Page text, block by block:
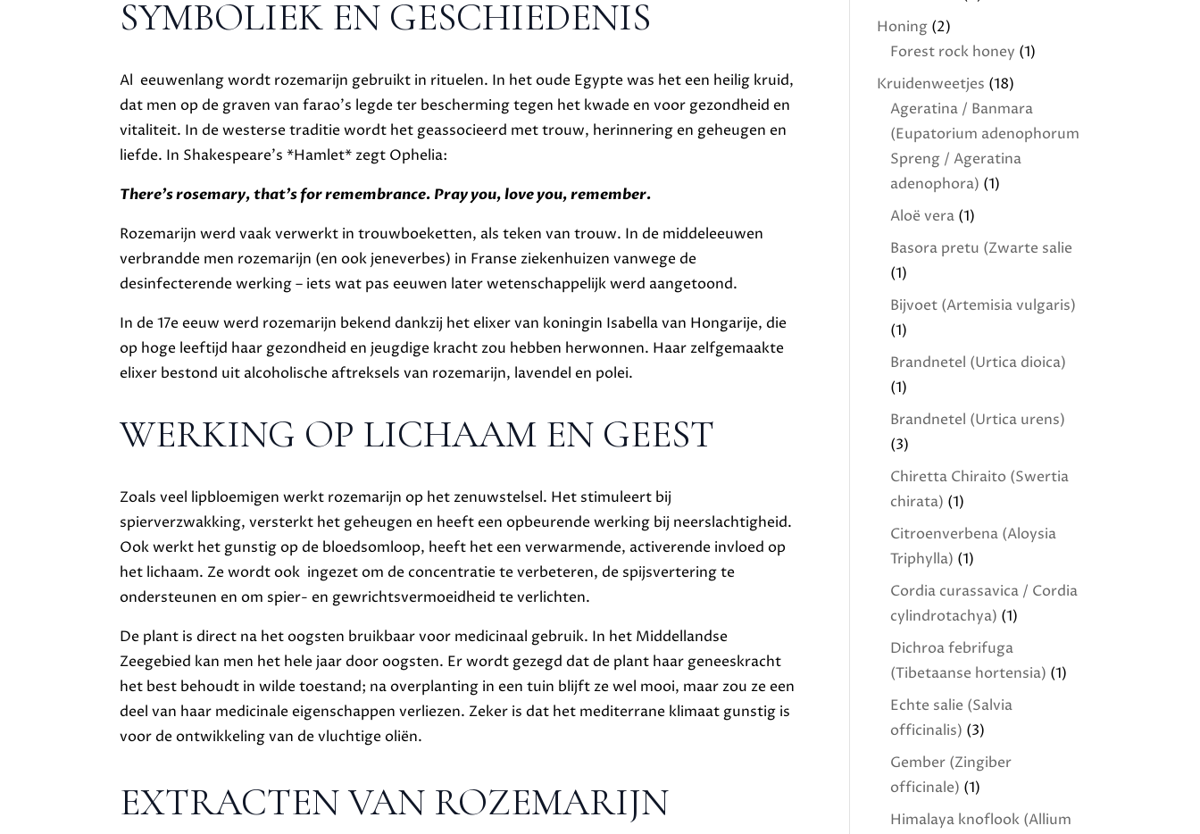
SYMBOLIEK EN GESCHIEDENIS
Al eeuwenlang wordt rozemarijn gebruikt in rituelen. In het oude Egypte was het een heilig kruid,
dat men op de graven van farao’s legde ter bescherming tegen het kwade en voor gezondheid en
vitaliteit. In de westerse traditie wordt het geassocieerd met trouw, herinnering en geheugen en
liefde. In Shakespeare’s *Hamlet* zegt Ophelia:
There’s rosemary, that’s for remembrance. Pray you, love you, remember.
Rozemarijn werd vaak verwerkt in trouwboeketten, als teken van trouw. In de middeleeuwen
verbrandde men rozemarijn (en ook jeneverbes) in Franse ziekenhuizen vanwege de
desinfecterende werking – iets wat pas eeuwen later wetenschappelijk werd aangetoond.
In de 17e eeuw werd rozemarijn bekend dankzij het elixer van koningin Isabella van Hongarije, die
op hoge leeftijd haar gezondheid en jeugdige kracht zou hebben herwonnen. Haar zelfgemaakte
elixer bestond uit alcoholische aftreksels van rozemarijn, lavendel en polei.
WERKING OP LICHAAM EN GEEST
Zoals veel lipbloemigen werkt rozemarijn op het zenuwstelsel. Het stimuleert bij
spierverzwakking, versterkt het geheugen en heeft een opbeurende werking bij neerslachtigheid.
Ook werkt het gunstig op de bloedsomloop, heeft het een verwarmende, activerende invloed op
het lichaam. Ze wordt ook ingezet om de concentratie te verbeteren, de spijsvertering te
ondersteunen en om spier- en gewrichtsvermoeidheid te verlichten.
De plant is direct na het oogsten bruikbaar voor medicinaal gebruik. In het Middellandse
Zeegebied kan men het hele jaar door oogsten. Er wordt gezegd dat de plant haar geneeskracht
het best behoudt in wilde toestand; na overplanting in een tuin blijft ze wel mooi, maar zou ze een
deel van haar medicinale eigenschappen verliezen. Zeker is dat het mediterrane klimaat gunstig is
voor de ontwikkeling van de vluchtige oliën.
EXTRACTEN VAN ROZEMARIJN
Honing(2)
Forest rock honey (1)
Kruidenweetjes (18)
Ageratina / Banmara
(Eupatorium adenophorum
Spreng / Ageratina
adenophora) (1)
Aloë vera(1)
Basora pretu (Zwarte salie
(1)
Bijvoet (Artemisia vulgaris)
(1)
Brandnetel (Urtica dioica)
(1)
Brandnetel (Urtica urens)
(3)
Chiretta Chiraito (Swertia
chirata) (1)
Citroenverbena (Aloysia
Triphylla) (1)
Cordia curassavica / Cordia
cylindrotachya) (1)
Dichroa febrifuga
(Tibetaanse hortensia) (1)
Echte salie (Salvia
officinalis) (3)
Gember (Zingiber
officinale) (1)
Himalaya knoflook (Allium